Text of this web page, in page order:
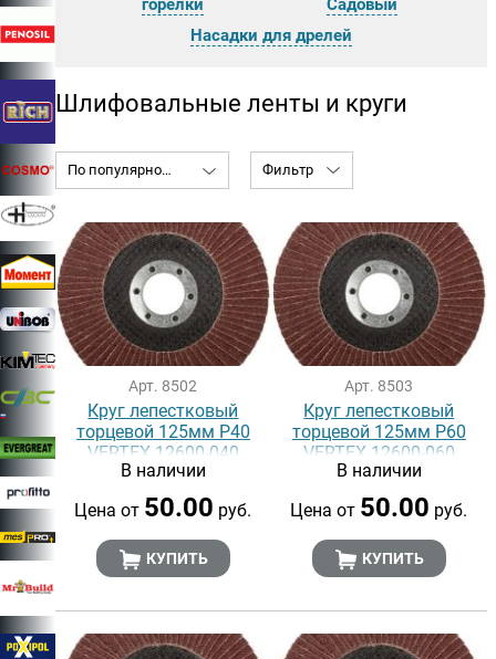
горелки
Садовый
Насадки для дрелей
Шлифовальные ленты и круги
По популярности Фильтр
Арт. 8502
Круг лепестковый
торцевой 125мм Р40
VERTEX 12600-040
В наличии
Цена от 50.00 руб.
КУПИТЬ
Арт. 8503
Круг лепестковый
торцевой 125мм Р60
VERTEX 12600-060
В наличии
Цена от 50.00 руб.
КУПИТЬ